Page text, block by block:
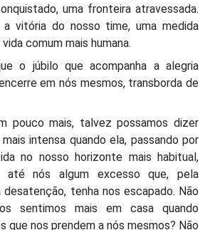
uma fronteira atravessada.
vitória do nosso time, uma medida
comum mais humana.
o júbilo que acompanha a alegria
em nós mesmos, transborda de
pouco mais, talvez possamos dizer
intensa quando ela, passando por
no nosso horizonte mais habitual,
até nós algum excesso que, pela
tenha nos escapado. Não
sentimos mais em casa quando
que nos prendem a nós mesmos? Não